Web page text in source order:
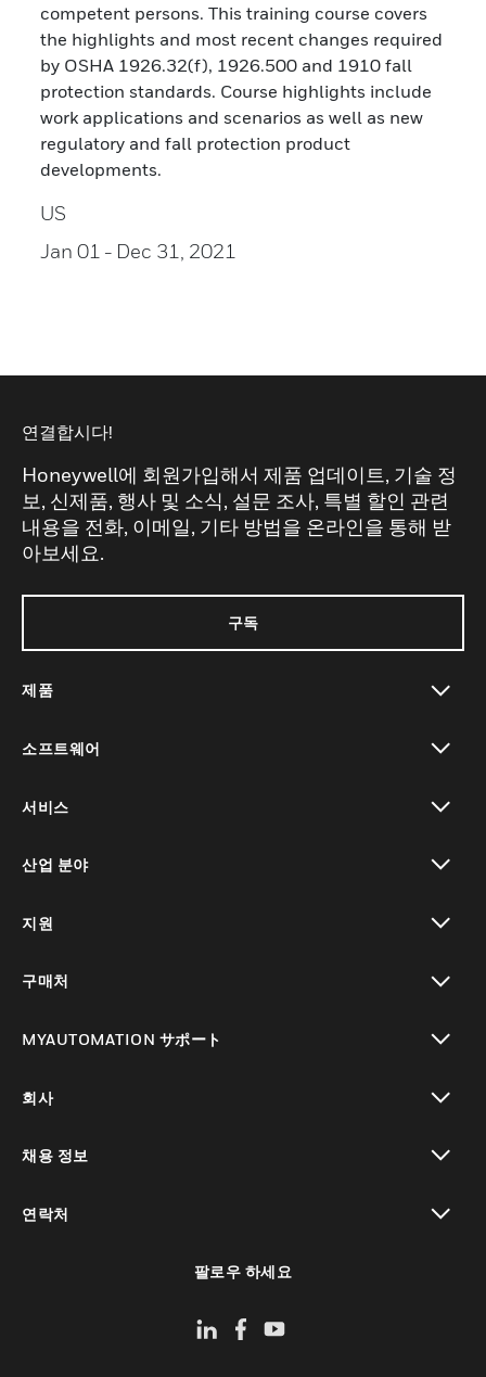
competent persons. This training course covers
the highlights and most recent changes required
by OSHA 1926.32(f), 1926.500 and 1910 fall
protection standards. Course highlights include
work applications and scenarios as well as new
regulatory and fall protection product
developments.
US
Jan 01 - Dec 31, 2021
연결합시다!
Honeywell에 회원가입해서 제품 업데이트, 기술 정
보, 신제품, 행사 및 소식, 설문 조사, 특별 할인 관련
내용을 전화, 이메일, 기타 방법을 온라인을 통해 받
아보세요.
구독
제품
소프트웨어
서비스
산업 분야
지원
구매처
MYAUTOMATION サポート
회사
채용 정보
연락처
팔로우 하세요